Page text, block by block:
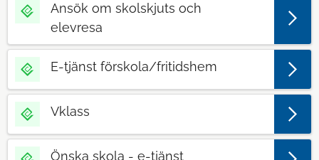
Ansök om skolskjuts och
elevresa
E-tjänst förskola/fritidshem
Vklass
Önska skola - e-tjänst